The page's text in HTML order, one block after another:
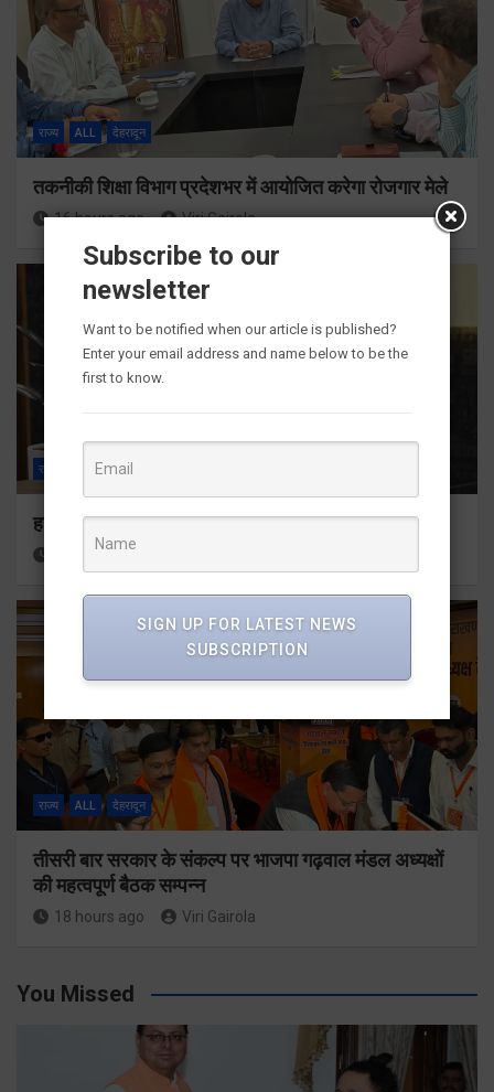
राज्य ALL देहरादून
तकनीकी शिक्षा विभाग प्रदेशभर में आयोजित करेगा रोजगार मेले
16 hours ago Viri Gairola
राज्य देहरादून
हर घर तिरंगा अभियान को जन-जन तक पहुंचाने की तैयारी
17 hours ago
राज्य ALL देहरादून
तीसरी बार सरकार के संकल्प पर भाजपा गढ़वाल मंडल अध्यक्षों
की महत्वपूर्ण बैठक सम्पन्न
18 hours ago Viri Gairola
You Missed
Subscribe to our
newsletter
Want to be notified when our article is published?
Enter your email address and name below to be the
first to know.
SIGN UP FOR LATEST NEWS
SUBSCRIPTION